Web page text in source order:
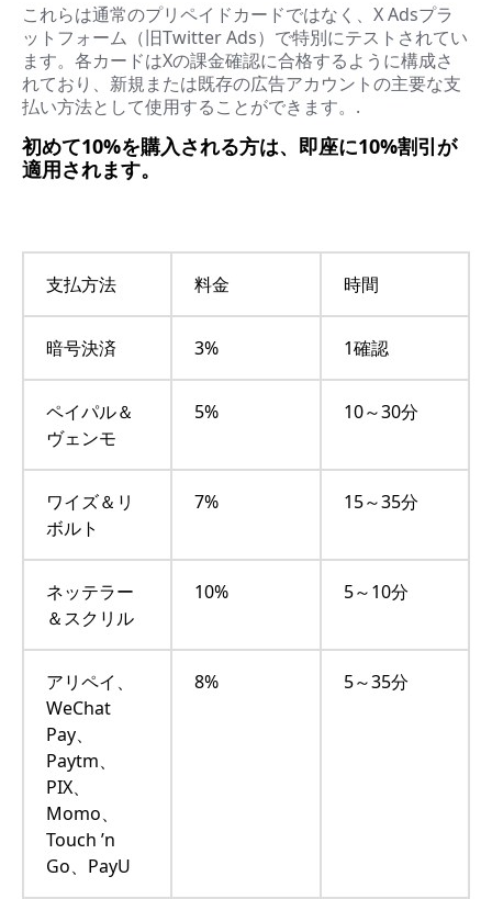
これらは通常のプリペイドカードではなく、X Adsプラ
ットフォーム（旧Twitter Ads）で特別にテストされてい
ます。各カードはXの課金確認に合格するように構成さ
れており、新規または既存の広告アカウントの主要な支
払い方法として使用することができます。.
初めて10%を購入される方は、即座に10%割引が
適用されます。
支払方法 料金 時間
暗号決済 3% 1確認
ペイパル＆
ヴェンモ
5% 10～30分
ワイズ＆リ
ボルト
7% 15～35分
ネッテラー
＆スクリル
10% 5～10分
アリペイ、
WeChat
Pay、
Paytm、
PIX、
Momo、
Touch ’n
Go、PayU
8% 5～35分